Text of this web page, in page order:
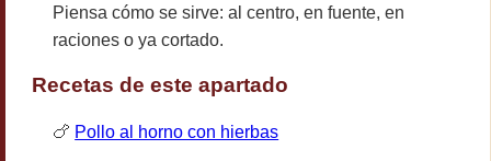
Piensa cómo se sirve: al centro, en fuente, en
raciones o ya cortado.
Recetas de este apartado
🍗 Pollo al horno con hierbas